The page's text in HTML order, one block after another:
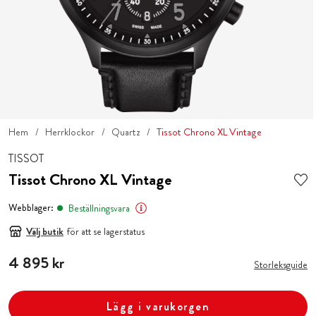
Hem Herrklockor Quartz Tissot Chrono XL Vintage
TISSOT
Tissot Chrono XL Vintage
Webblager:
Beställningsvara
Välj butik för att se lagerstatus
Pris:4 895 kr
4 895 kr Storleksguide
Lägg i varukorgen